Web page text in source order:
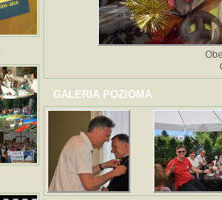
GALERIA POZIOMA